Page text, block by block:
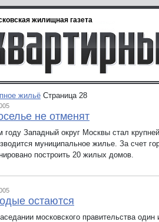
жилищная газета
жильё Страница 28
не отменят
году Западный округ Москвы стал
муниципальное жилье. За счет
построить 20 жилых домов.
остаются
московского правительства один